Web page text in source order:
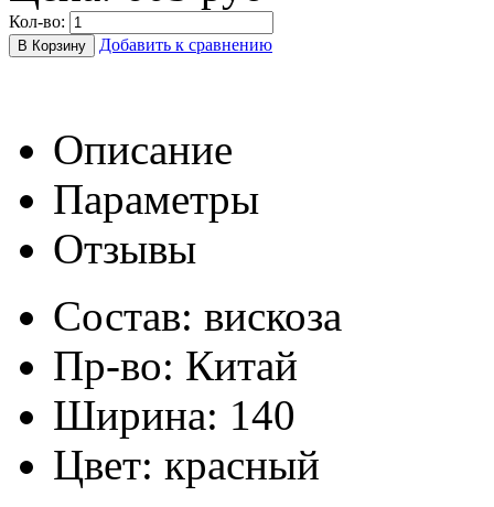
Кол-во:
Добавить к сравнению
Описание
Параметры
Отзывы
Состав: вискоза
Пр-во: Китай
Ширина: 140
Цвет: красный